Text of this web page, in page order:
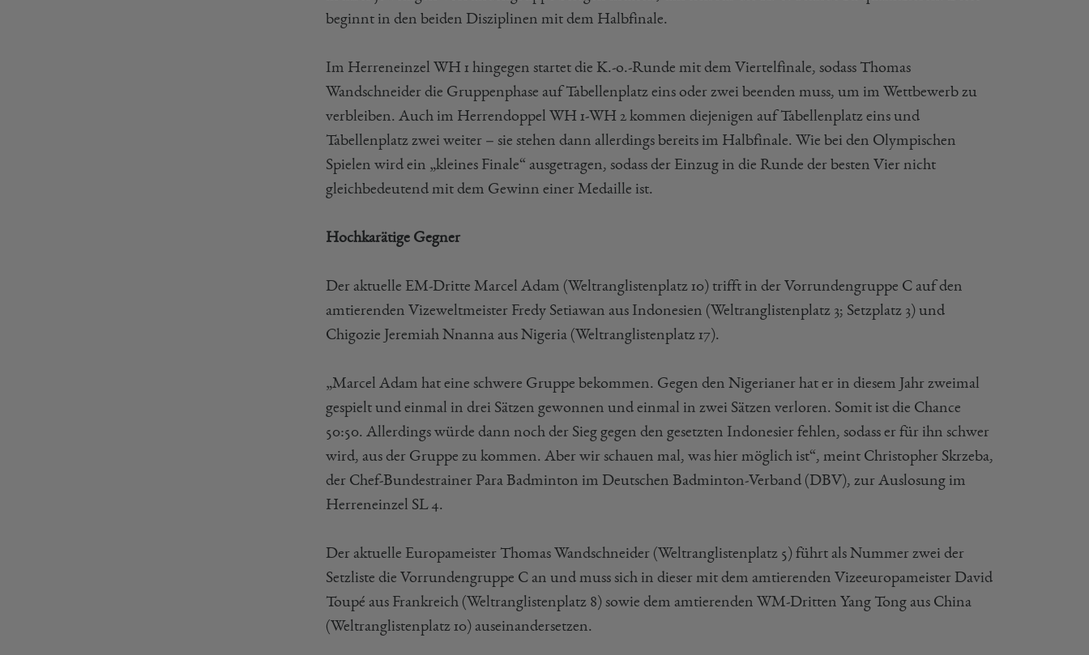
beginnt in den beiden Disziplinen mit dem Halbfinale.
Im Herreneinzel WH 1 hingegen startet die K.-o.-Runde mit dem Viertelfinale, sodass Thomas
Wandschneider die Gruppenphase auf Tabellenplatz eins oder zwei beenden muss, um im Wettbewerb zu
verbleiben. Auch im Herrendoppel WH 1-WH 2 kommen diejenigen auf Tabellenplatz eins und
Tabellenplatz zwei weiter – sie stehen dann allerdings bereits im Halbfinale. Wie bei den Olympischen
Spielen wird ein „kleines Finale“ ausgetragen, sodass der Einzug in die Runde der besten Vier nicht
gleichbedeutend mit dem Gewinn einer Medaille ist.
Hochkarätige Gegner
Der aktuelle EM-Dritte Marcel Adam (Weltranglistenplatz 10) trifft in der Vorrundengruppe C auf den
amtierenden Vizeweltmeister Fredy Setiawan aus Indonesien (Weltranglistenplatz 3; Setzplatz 3) und
Chigozie Jeremiah Nnanna aus Nigeria (Weltranglistenplatz 17).
„Marcel Adam hat eine schwere Gruppe bekommen. Gegen den Nigerianer hat er in diesem Jahr zweimal
gespielt und einmal in drei Sätzen gewonnen und einmal in zwei Sätzen verloren. Somit ist die Chance
50:50. Allerdings würde dann noch der Sieg gegen den gesetzten Indonesier fehlen, sodass er für ihn schwer
wird, aus der Gruppe zu kommen. Aber wir schauen mal, was hier möglich ist“, meint Christopher Skrzeba,
der Chef-Bundestrainer Para Badminton im Deutschen Badminton-Verband (DBV), zur Auslosung im
Herreneinzel SL 4.
Der aktuelle Europameister Thomas Wandschneider (Weltranglistenplatz 5) führt als Nummer zwei der
Setzliste die Vorrundengruppe C an und muss sich in dieser mit dem amtierenden Vizeeuropameister David
Toupé aus Frankreich (Weltranglistenplatz 8) sowie dem amtierenden WM-Dritten Yang Tong aus China
(Weltranglistenplatz 10) auseinandersetzen.